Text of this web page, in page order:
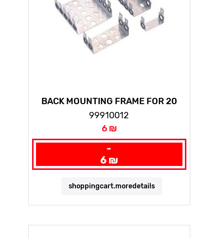
BACK MOUNTING FRAME FOR 20
PAIRS
99910012
6 ₪
-
6 ₪
shoppingcart.moredetails